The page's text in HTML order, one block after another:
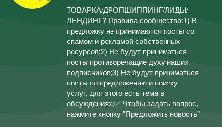
ТОВАРКА/ДРОПШИППИНГ/ЛИДЫ/
ЛЕНДИНГ? Правила сообщества:1) В
предложку не принимаются посты со
спамом и рекламой собственных
ресурсов;2) Не будут приниматься
посты противоречащие духу наших
подписчиков;3) Не будут приниматься
посты по предложению и поиску
услуг, для этого есть тема в
обсуждениях;✅ Чтобы задать вопрос,
нажмите кнопку "Предложить новость"